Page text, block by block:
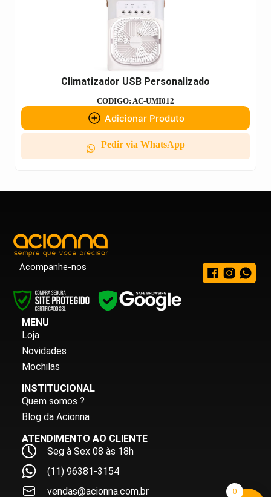
Climatizador USB Personalizado
CODIGO: AC-UMI012
Adicionar Produto
Pedir via WhatsApp
Acompanhe-nos
MENU
Loja
Novidades
Mochilas
INSTITUCIONAL
Quem somos ?
Blog da Acionna
ATENDIMENTO AO CLIENTE
Seg à Sex 08 às 18h
(11) 96381-3154
vendas@acionna.com.br
0